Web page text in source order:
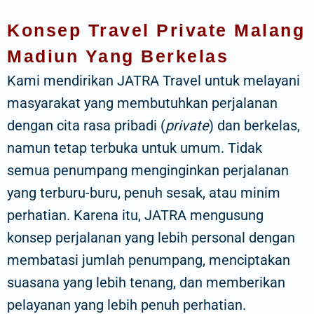
Konsep Travel Private Malang
Madiun Yang Berkelas
Kami mendirikan JATRA Travel untuk melayani
masyarakat yang membutuhkan perjalanan
dengan cita rasa pribadi (private) dan berkelas,
namun tetap terbuka untuk umum. Tidak
semua penumpang menginginkan perjalanan
yang terburu-buru, penuh sesak, atau minim
perhatian. Karena itu, JATRA mengusung
konsep perjalanan yang lebih personal dengan
membatasi jumlah penumpang, menciptakan
suasana yang lebih tenang, dan memberikan
pelayanan yang lebih penuh perhatian.